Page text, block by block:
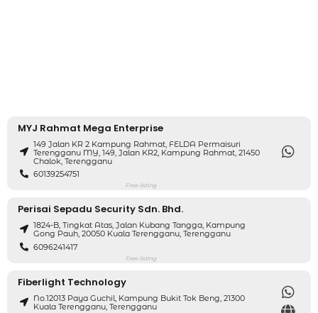
MYJ Rahmat Mega Enterprise
149 Jalan KR 2 Kampung Rahmat, FELDA Permaisuri
Terengganu MY, 149, Jalan KR2, Kampung Rahmat, 21450
Chalok, Terengganu
60139254751
Free listing
Perisai Sepadu Security Sdn. Bhd.
1824-B, Tingkat Atas, Jalan Kubang Tangga, Kampung
Gong Pauh, 20050 Kuala Terengganu, Terengganu
6096241417
Free listing
Fiberlight Technology
No.12013 Paya Guchil, Kampung Bukit Tok Beng, 21300
Kuala Terengganu, Terengganu